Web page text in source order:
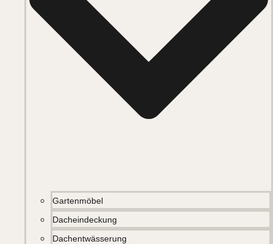
Gartenmöbel
Dacheindeckung
Dachentwässerung